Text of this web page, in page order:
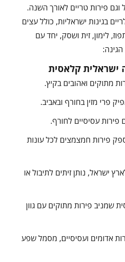
פירות טריים לאורך השנה.
בגינות ישראליות, כולל עצים
לימון, זית ושסק, יחד עם
ישראלית קלאסית
מתוקים ואהובים בקיץ.
פרי מזין בחורף ובאביב.
עסיסיים לחורף.
פירות חמצמצים לכל עונות
ישראל, נותן זיתים לתיבול או
שמניב פירות מתוקים עם גוון
אדומים ועסיסיים, מסמל שפע